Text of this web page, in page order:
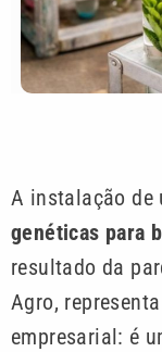
A instalação de
genéticas para
resultado da
Agro,
empresarial: é